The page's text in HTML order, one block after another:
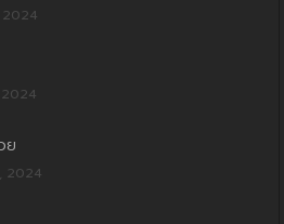
2024
2024
ย
2024